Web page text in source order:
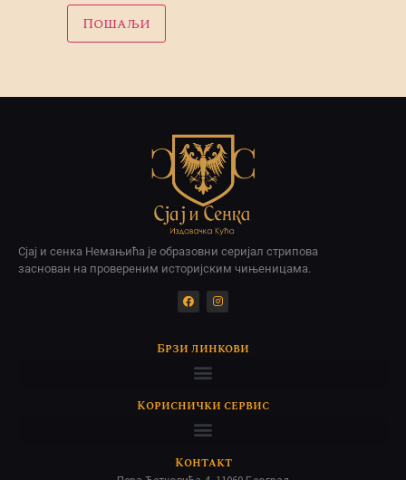
Сјај и сенка Немањића је образовни серијал стрипова
заснован на провереним историјским чињеницама.
Брзи линкови
Кориснички сервис
Контакт